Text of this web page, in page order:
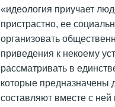
«идеология приучает
пристрастно, ее
организовать
приведения к некоему
рассматривать в
которые предназначены
составляют вместе с